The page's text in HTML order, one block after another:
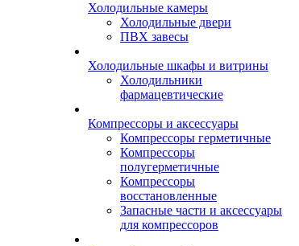
Холодильные камеры
Холодильные двери
ПВХ завесы
Холодильные шкафы и витрины
Холодильники
фармацевтические
Компрессоры и аксессуары
Компрессоры герметичные
Компрессоры
полугерметичные
Компрессоры
восстановленные
Запасные части и аксессуары
для компрессоров